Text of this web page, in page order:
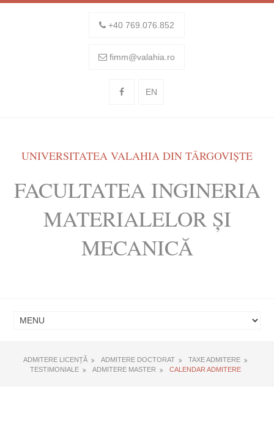
+40 769.076.852
fimm@valahia.ro
EN
UNIVERSITATEA VALAHIA DIN TÂRGOVIȘTE
FACULTATEA INGINERIA
MATERIALELOR ȘI
MECANICĂ
ADMITERE LICENȚĂ ADMITERE DOCTORAT
TAXE ADMITERE
TESTIMONIALE
ADMITERE MASTER CALENDAR ADMITERE